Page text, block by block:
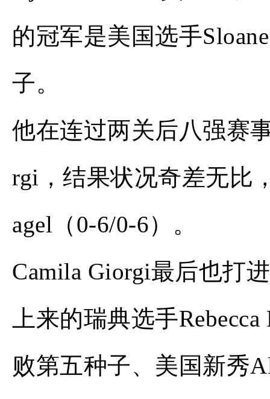
的冠军是美国选手
子。
他在连过两关后八强赛
rgi，结果状况奇差无比
agel（0-6/0-6）。
Camila Giorgi最后也打
上来的瑞典选手
败第五种子、美国新秀